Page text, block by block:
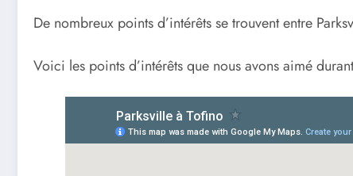
De nombreux points d’intérêts se trouvent entre
Voici les points d’intérêts que nous avons aimé